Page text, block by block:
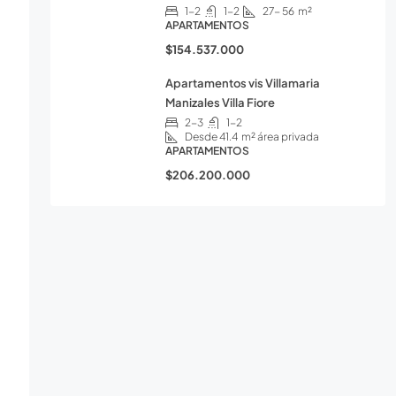
1-2 1-2 27- 56 m²
APARTAMENTOS
$154.537.000
Apartamentos vis Villamaria
Manizales Villa Fiore
2-3
1-2
Desde 41.4 m² área privada
APARTAMENTOS
$206.200.000